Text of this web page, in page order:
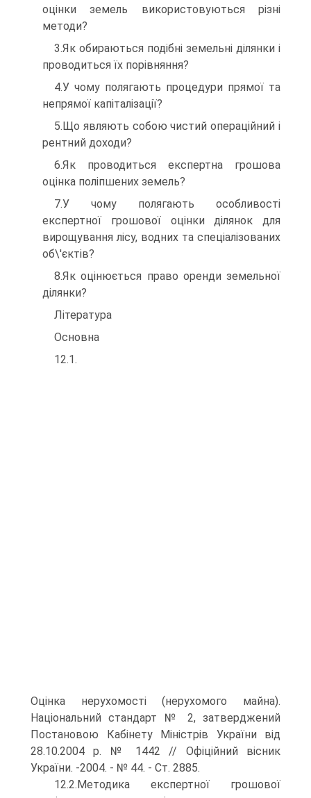
оцінки земель використо­вуються різні
методи?
3.Як обираються подібні земельні ділянки і
проводиться їх порівняння?
4.У чому полягають процедури прямої та
непрямої капіта­лізації?
5.Що являють собою чистий операційний і
рентний доходи?
6.Як проводиться експертна грошова
оцінка поліпшених земель?
7.У чому полягають особливості
експертної грошової оцінки ділянок для
вирощування лісу, водних та спеціалізованих
об\'єктів?
8.Як оцінюється право оренди земельної
ділянки?
Література
Основна
12.1.
Оцінка нерухомості (нерухомого майна).
Національний стандарт № 2, затверджений
Постановою Кабінету Міністрів України від
28.10.2004 р. № 1442 // Офіційний вісник
України. -2004. - № 44. - Ст. 2885.
12.2.Методика експертної грошової